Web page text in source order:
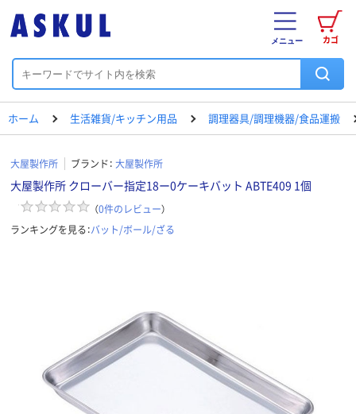
カゴ
メニュー
ホーム 生活雑貨/キッチン用品 調理器具/調理機器/食品運搬
大屋製作所 ブランド： 大屋製作所
大屋製作所 クローバー指定18ー0ケーキバット ABTE409 1個
（0件のレビュー）
ランキングを見る：バット/ボール/ざる